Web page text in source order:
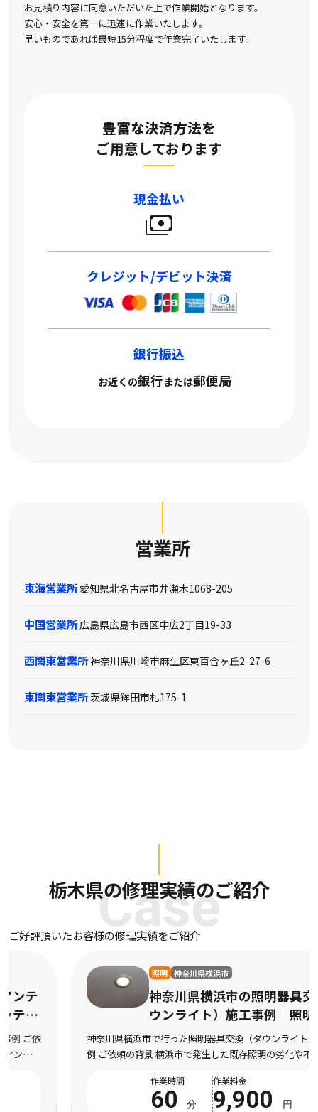
お見積り内容に同意いただいた上で作業開始となります。
安心・安全を第一に迅速に作業いたします。
早いものであれば最短15分程度で作業完了いたします。
豊富な決済方法を
ご用意しております
現金払い
クレジット/デビット決済
銀行振込
お近くの銀行または郵便局
営業所
東海営業所 愛知県北名古屋市井瀬木1068-205
中国営業所広島県広島市西区中広2丁目19-33
西関東営業所神奈川県川崎市麻生区東百合ヶ丘2-27-6
東関東営業所茨城県鉾田市札175-1
Case
栃木県の修理実績のご紹介
ご好評頂いたお客様の修理実績をご紹介
照明 神奈川県横浜市
神奈川県横浜市の照明器具交換（ダ
ウンライト）施工事例｜照明器具交
換（ダウンライト）作業
神奈川県横浜市で行った照明器具交換（ダウンライト）の施工事
例 ご依頼の背景 横浜市で発生した既存照明の劣化や不点灯によ
り、既存照明の劣化や不点灯により交換を希望さ […]
作業料金
9,900 円